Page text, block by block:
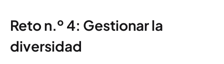
Reto n.º 4: Gestionar la
diversidad